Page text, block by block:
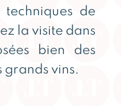
de
la visite dans
bien des
grands vins.